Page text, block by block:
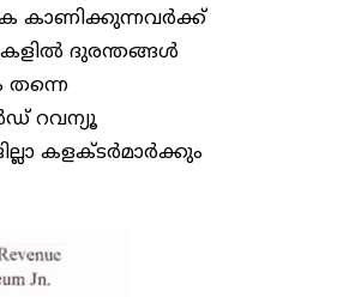
കാണിക്കുന്നവർക്ക്
ദുരന്തങ്ങൾ
തന്നെ
റവന്യൂ
കളക്ടർമാർക്കും